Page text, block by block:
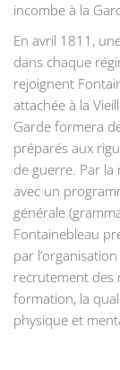
incombe à la
En avril 1811,
dans chaque
rejoignent
attachée à la
Garde formera
préparés aux
de guerre. Par la
avec un
générale
Fontainebleau
par
recrutement des
formation, la
physique et